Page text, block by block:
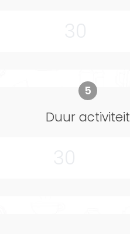
5
Duur activiteit